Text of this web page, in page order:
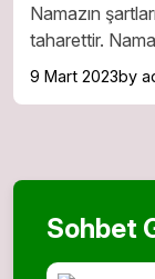
Namazın
taharettir.
9 Mart 2023by
Sohbet